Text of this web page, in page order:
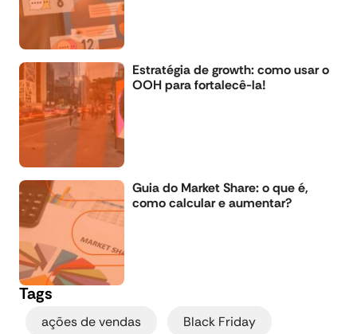
Estratégia de growth: como usar o
OOH para fortalecê-la!
Guia do Market Share: o que é,
como calcular e aumentar?
Tags
ações de vendas Black Friday